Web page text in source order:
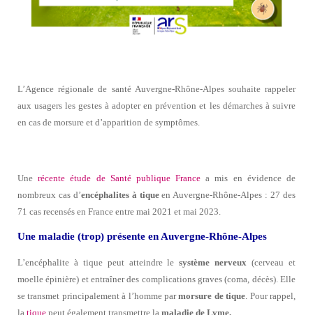
L’Agence régionale de santé Auvergne-Rhône-Alpes souhaite rappeler
aux usagers les gestes à adopter en prévention et les démarches à suivre
en cas de morsure et d’apparition de symptômes.
Unerécente étude de Santé publique France a mis en évidence de
nombreux cas d’encéphalites à tiqueen Auvergne-Rhône-Alpes : 27 des
71 cas recensés en France entre mai 2021 et mai 2023.
Une maladie (trop) présente en Auvergne-Rhône-Alpes
L’encéphalite à tique peut atteindre lesystème nerveux (cerveau et
moelle épinière) et entraîner des complications graves (coma, décès). Elle
se transmet principalement à l’homme parmorsure de tique . Pour rappel,
la tique peut également transmettre la maladie de Lyme.